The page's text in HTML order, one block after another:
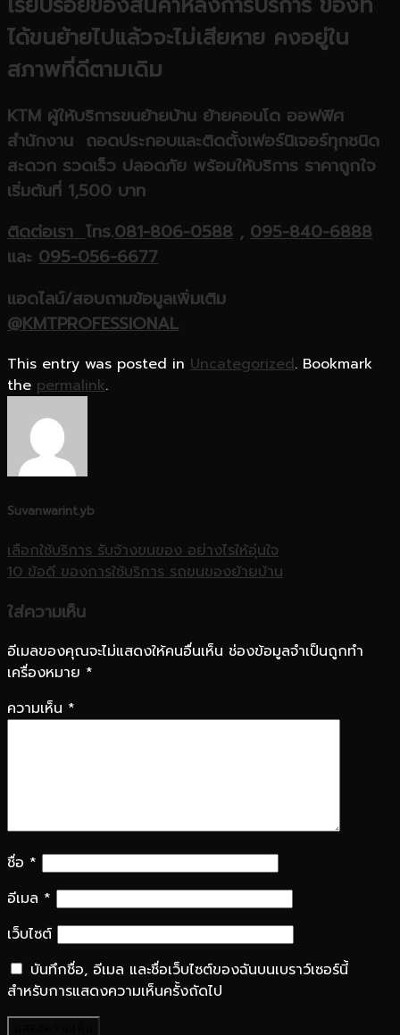
ได้ขนย้ายไปแล้วจะไม่เสียหาย คงอยู่ใน
สภาพที่ดีตามเดิม
KTM ผู้ให้บริการขนย้ายบ้าน ย้ายคอนโด ออฟฟิศ
สำนักงาน ถอดประกอบและติดตั้งเฟอร์นิเจอร์ทุกชนิด
สะดวก รวดเร็ว ปลอดภัย พร้อมให้บริการ ราคาถูกใจ
เริ่มต้นที่ 1,500 บาท
ติดต่อเราโทร.081-806-0588 , 095-840-6888
และ 095-056-6677
แอดไลน์/สอบถามข้อมูลเพิ่มเติม
@KMTPROFESSIONAL
This entry was posted in Uncategorized. Bookmark
the permalink.
Suvanwarint.yb
เลือกใช้บริการ รับจ้างขนของ อย่างไรให้อุ่นใจ
10 ข้อดี ของการใช้บริการ รถขนของย้ายบ้าน
ใส่ความเห็น
อีเมลของคุณจะไม่แสดงให้คนอื่นเห็น ช่องข้อมูลจำเป็นถูกทำ
เครื่องหมาย *
ความเห็น *
ชื่อ *
อีเมล *
เว็บไซต์
บันทึกชื่อ, อีเมล และชื่อเว็บไซต์ของฉันบนเบราว์เซอร์นี้
สำหรับการแสดงความเห็นครั้งถัดไป